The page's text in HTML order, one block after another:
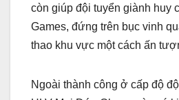
còn giúp đội tuyển giành huy
Games, đứng trên bục vinh
thao khu vực một cách ấn
Ngoài thành công ở cấp độ